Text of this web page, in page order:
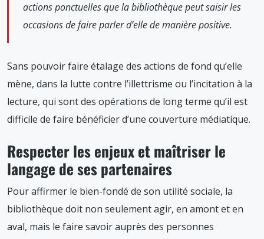
actions ponctuelles que la bibliothèque peut saisir les
occasions de faire parler d’elle de manière positive.
Sans pouvoir faire étalage des actions de fond qu’elle
mène, dans la lutte contre l’illettrisme ou l’incitation à la
lecture, qui sont des opérations de long terme qu’il est
difficile de faire bénéficier d’une couverture médiatique.
Respecter les enjeux et maîtriser le
langage de ses partenaires
Pour affirmer le bien-fondé de son utilité sociale, la
bibliothèque doit non seulement agir, en amont et en
aval, mais le faire savoir auprès des personnes